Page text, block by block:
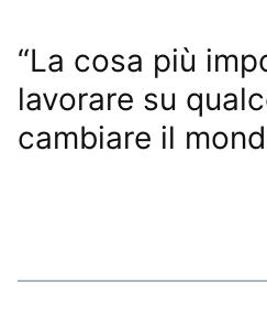
“La cosa più
lavorare su
cambiare il